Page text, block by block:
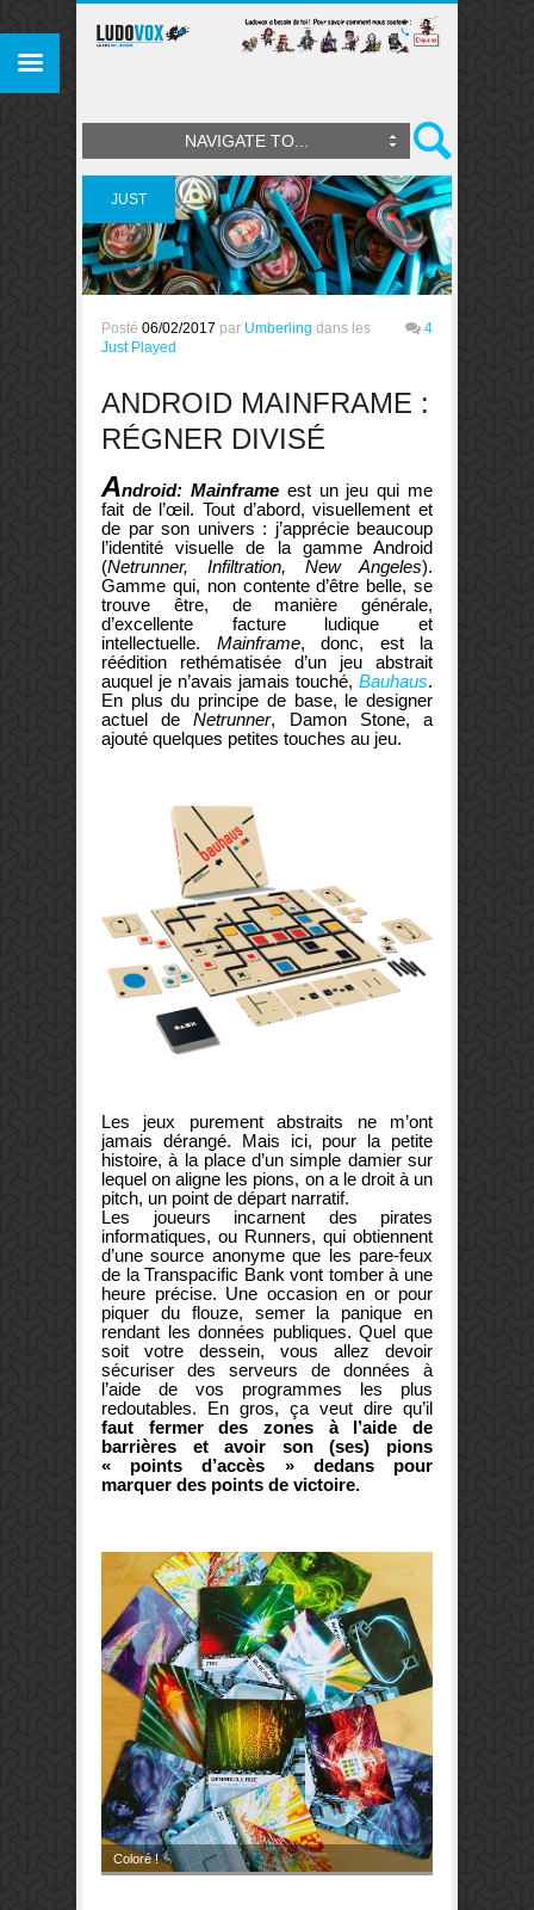
NAVIGATE TO...
JUST
PLAYED
Posté 06/02/2017 par Umberling dans les
Just Played
4
ANDROID MAINFRAME :
RÉGNER DIVISÉ
Android: Mainframeest un jeu qui me
fait de l’œil. Tout d’abord, visuellement et
de par son univers : j’apprécie beaucoup
l’identité visuelle de la gamme Android
(Netrunner, Infiltration, New Angeles).
Gamme qui, non contente d’être belle, se
trouve être, de manière générale,
d’excellente facture ludique et
intellectuelle. Mainframe, donc, est la
réédition rethématisée d’un jeu abstrait
auquel je n’avais jamais touché, Bauhaus.
En plus du principe de base, le designer
actuel deNetrunner, Damon Stone, a
ajouté quelques petites touches au jeu.
Les jeux purement abstraits ne m’ont
jamais dérangé. Mais ici, pour la petite
histoire, à la place d’un simple damier sur
lequel on aligne les pions, on a le droit à un
pitch, un point de départ narratif.
Les joueurs incarnent des pirates
informatiques, ou Runners, qui obtiennent
d’une source anonyme que les pare-feux
de la Transpacific Bank vont tomber à une
heure précise. Une occasion en or pour
piquer du flouze, semer la panique en
rendant les données publiques. Quel que
soit votre dessein, vous allez devoir
sécuriser des serveurs de données à
l’aide de vos programmes les plus
redoutables. En gros, ça veut dire qu’il
faut fermer des zones à l’aide de
barrières et avoir son (ses) pions
« points d’accès » dedans pour
marquer des points de victoire.
Coloré !